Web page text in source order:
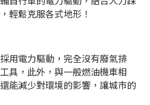
輕鬆克服各式地形！
用電力驅動，完全沒有廢氣排
具，此外，與一般燃油機車相
能減少對環境的影響，讓城市的